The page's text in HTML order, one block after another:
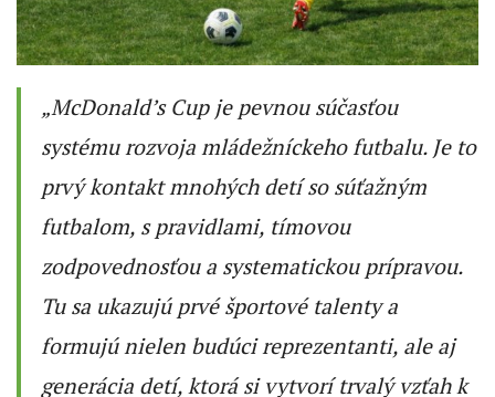
„McDonald’s Cup je pevnou súčasťou
systému rozvoja mládežníckeho futbalu. Je to
prvý kontakt mnohých detí so súťažným
futbalom, s pravidlami, tímovou
zodpovednosťou a systematickou prípravou.
Tu sa ukazujú prvé športové talenty a
formujú nielen budúci reprezentanti, ale aj
generácia detí, ktorá si vytvorí trvalý vzťah k